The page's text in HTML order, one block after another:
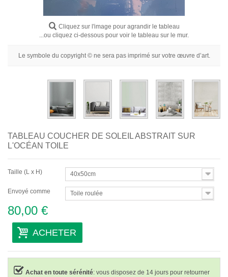
Cliquez sur l'image pour agrandir le tableau
...ou cliquez ci-dessous pour voir le tableau sur le mur.
Le symbole du copyright © ne sera pas imprimé sur votre œuvre d’art.
TABLEAU COUCHER DE SOLEIL ABSTRAIT SUR
L'OCÉAN TOILE
Taille (L x H) 40x50cm
Envoyé comme Toile roulée
80,00 €
ACHETER
Achat en toute sérénité: vous disposez de 14 jours pour retourner